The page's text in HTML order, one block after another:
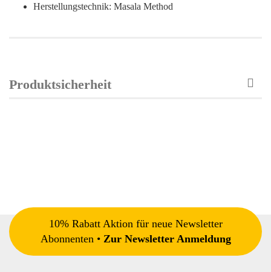
Herstellungstechnik: Masala Method
Produktsicherheit
10% Rabatt Aktion für neue Newsletter
Abonnenten • Zur Newsletter Anmeldung